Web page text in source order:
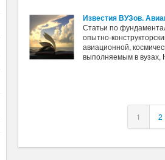
Известия ВУЗов.
Статьи по
опытно-
авиационной,
выполняемым в вузах,
1 2